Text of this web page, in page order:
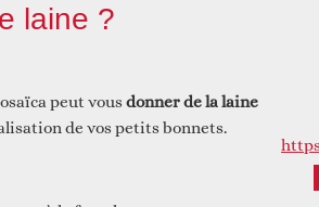
laine ?
peut vous donner de la laine
de vos petits bonnets.